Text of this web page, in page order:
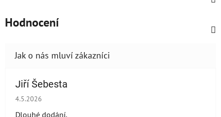
Hodnocení
Jiří Šebesta
Hodnocení obchodu je 2 z 5 hvězdiček.
4.5.2026
Dlouhé dodání.